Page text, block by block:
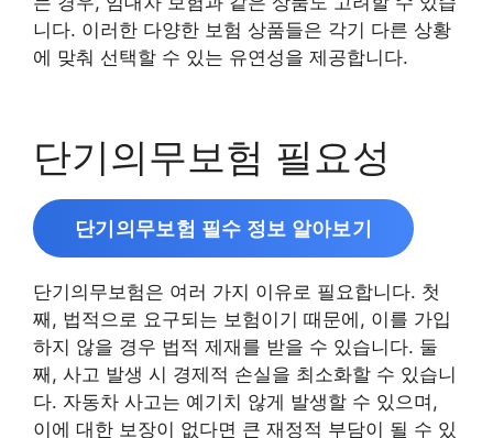
니다. 이러한 다양한 보험 상품들은 각기 다른 상황
에 맞춰 선택할 수 있는 유연성을 제공합니다.
단기의무보험 필요성
단기의무보험 필수 정보 알아보기
단기의무보험은 여러 가지 이유로 필요합니다. 첫
째, 법적으로 요구되는 보험이기 때문에, 이를 가입
하지 않을 경우 법적 제재를 받을 수 있습니다. 둘
째, 사고 발생 시 경제적 손실을 최소화할 수 있습니
다. 자동차 사고는 예기치 않게 발생할 수 있으며,
이에 대한 보장이 없다면 큰 재정적 부담이 될 수 있